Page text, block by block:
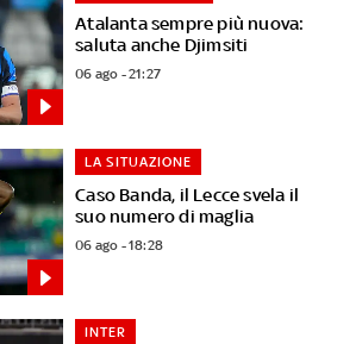
Atalanta sempre più nuova:
saluta anche Djimsiti
06 ago - 21:27
Caso Banda, il Lecce svela il
suo numero di maglia
LA SITUAZIONE
06 ago - 18:28
INTER